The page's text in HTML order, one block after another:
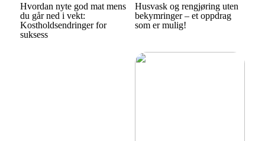
Hvordan nyte god mat mens
du går ned i vekt:
Kostholdsendringer for
suksess
Husvask og rengjøring uten
bekymringer – et oppdrag
som er mulig!